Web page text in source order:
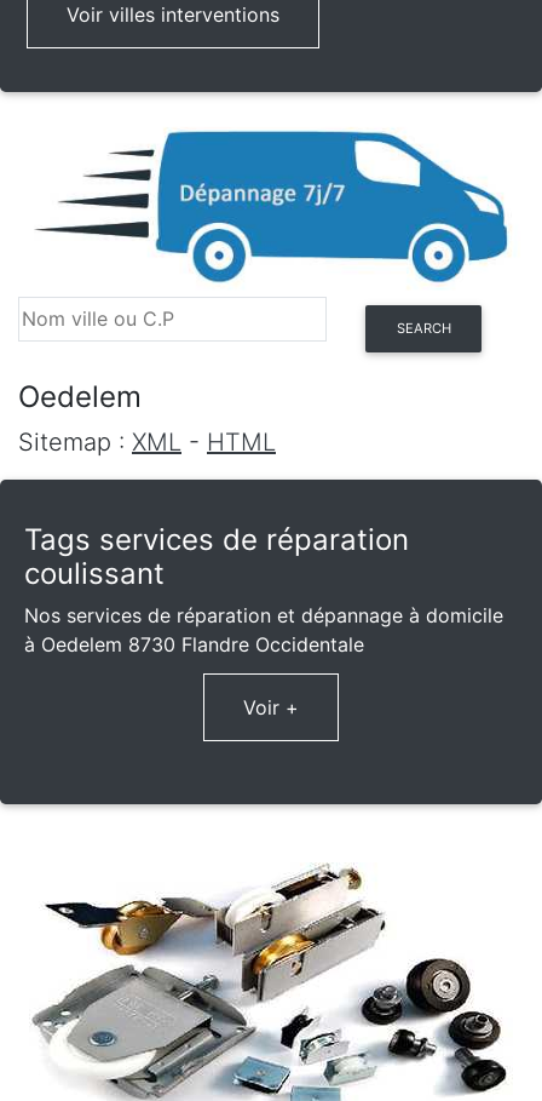
Voir villes interventions
SEARCH
Oedelem
Sitemap : XML - HTML
Tags services de réparation
coulissant
Nos services de réparation et dépannage à domicile
à Oedelem 8730 Flandre Occidentale
Voir +